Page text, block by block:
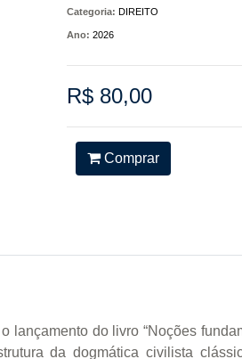
Categoria: DIREITO
Ano: 2026
R$ 80,00
Comprar
lançamento do livro “Noções
da dogmática civilista